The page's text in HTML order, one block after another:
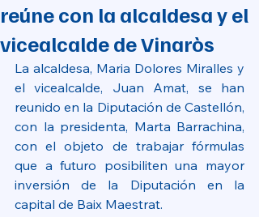
reúne con la alcaldesa y el
vicealcalde de Vinaròs
La alcaldesa, Maria Dolores Miralles y
el vicealcalde, Juan Amat, se han
reunido en la Diputación de Castellón,
con la presidenta, Marta Barrachina,
con el objeto de trabajar fórmulas
que a futuro posibiliten una mayor
inversión de la Diputación en la
capital de Baix Maestrat.